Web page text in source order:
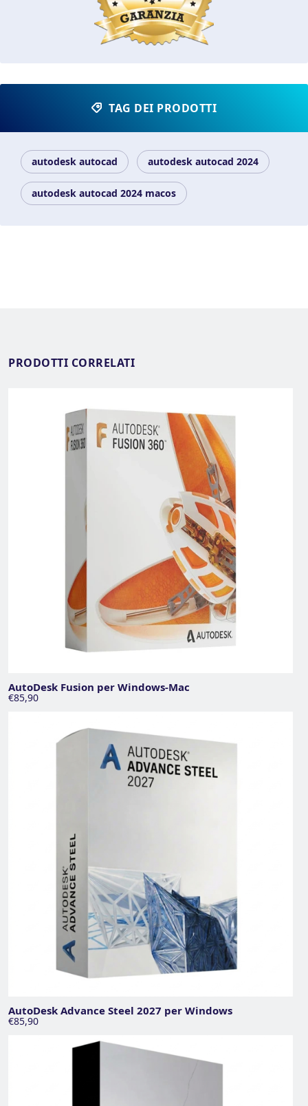
TAG DEI PRODOTTI
autodesk autocad autodesk autocad 2024
autodesk autocad 2024 macos
PRODOTTI CORRELATI
AutoDesk Fusion per Windows-Mac
€85,90
AutoDesk Advance Steel 2027 per Windows
€85,90